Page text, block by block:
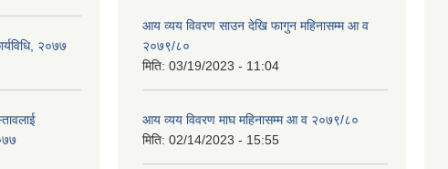
२०७७
आय व्यय विवरण साउन देखि फागुन महिनासम्म आ व
२०७९/८०
मिति: 03/19/2023 - 11:04
आय व्यय विवरण माघ महिनासम्म आ व २०७९/८०
मिति: 02/14/2023 - 15:55